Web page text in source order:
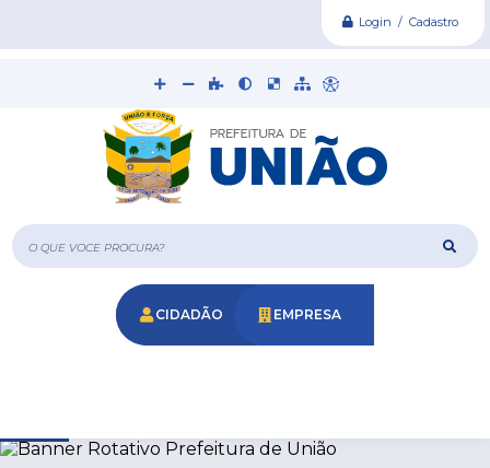
Login / Cadastro
O que voce procura?
CIDADÃO EMPRESA